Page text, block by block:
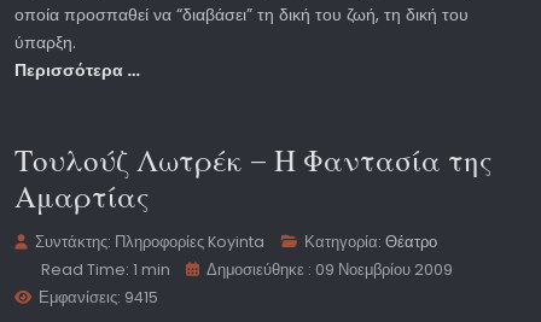
οποία προσπαθεί να “διαβάσει” τη δική του ζωή, τη δική του
ύπαρξη.
Περισσότερα …
Τουλούζ Λωτρέκ – Η Φαντασία της
Αμαρτίας
Συντάκτης: Πληροφορίες Koyinta Κατηγορία:Θέατρο
Read Time: 1 min
Δημοσιεύθηκε : 09 Νοεμβρίου 2009
Εμφανίσεις: 9415